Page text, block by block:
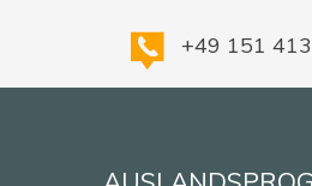
+49 151